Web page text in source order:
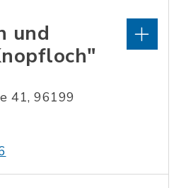
und
41, 96199